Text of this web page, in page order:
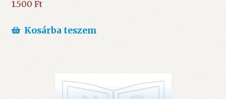
1.500 Ft
Kosárba teszem